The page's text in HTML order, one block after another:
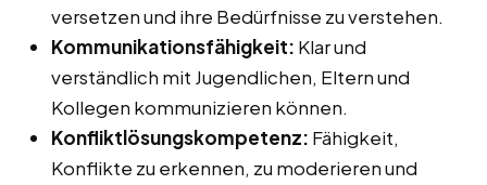
versetzen und ihre Bedürfnisse zu verstehen.
Kommunikationsfähigkeit: Klar und
verständlich mit Jugendlichen, Eltern und
Kollegen kommunizieren können.
Konfliktlösungskompetenz: Fähigkeit,
Konflikte zu erkennen, zu moderieren und